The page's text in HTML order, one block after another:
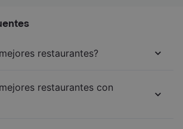
restaurantes?
restaurantes con